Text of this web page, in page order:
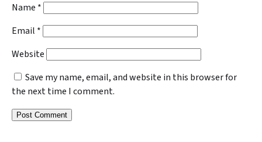
Name *
Email *
Website
Save my name, email, and website in this browser for
the next time I comment.